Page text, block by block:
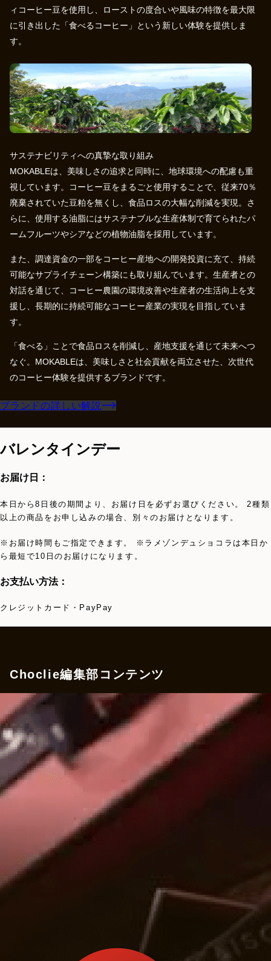
ィコーヒー豆を使用し、ローストの度合いや風味の特徴を最大限
に引き出した「食べるコーヒー」という新しい体験を提供しま
す。
サステナビリティへの真摯な取り組み
MOKABLEは、美味しさの追求と同時に、地球環境への配慮も重
視しています。コーヒー豆をまるごと使用することで、従来70％
廃棄されていた豆粕を無くし、食品ロスの大幅な削減を実現。さ
らに、使用する油脂にはサステナブルな生産体制で育てられたパ
ームフルーツやシアなどの植物油脂を採用しています。
また、調達資金の一部をコーヒー産地への開発投資に充て、持続
可能なサプライチェーン構築にも取り組んでいます。生産者との
対話を通じて、コーヒー農園の環境改善や生産者の生活向上を支
援し、長期的に持続可能なコーヒー産業の実現を目指していま
す。
「食べる」ことで食品ロスを削減し、産地支援を通じて未来へつ
なぐ。MOKABLEは、美味しさと社会貢献を両立させた、次世代
のコーヒー体験を提供するブランドです。
ブランドの詳しい解説
バレンタインデー
お届け日：
本日から8日後の期間より、お届け日を必ずお選びください。 2種類
以上の商品をお申し込みの場合、別々のお届けとなります。
※お届け時間もご指定できます。 ※ラメゾンデュショコラは本日か
ら最短で10日のお届けになります。
お支払い方法：
クレジットカード・PayPay
Choclie編集部コンテンツ